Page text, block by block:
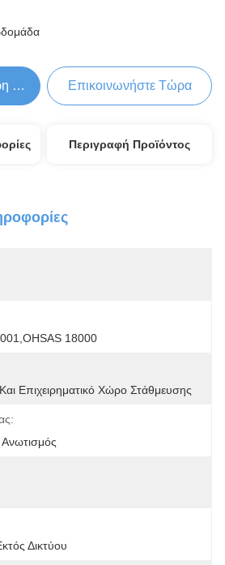
Τιμή Επικοινωνήστε Τώρα
Περιγραφή Προϊόντος
18000
Επιχειρηματικό Χώρο Στάθμευσης
Δικτύου